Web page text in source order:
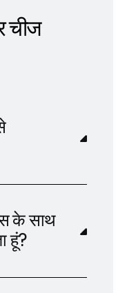
चीज
के साथ
हूं?